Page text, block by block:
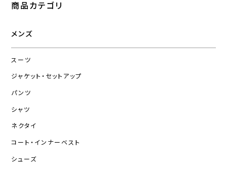
商品カテゴリ
メンズ
スーツ
ジャケット・セットアップ
パンツ
シャツ
ネクタイ
コート・インナーベスト
シューズ